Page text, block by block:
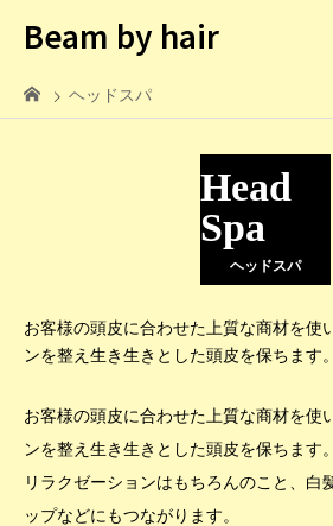
Beam by hair
ヘッドスパ
Head
Spa
ヘッドスパ
お客様の頭皮に合わせた上質な商材を使
ンを整え生き生きとした頭皮を保ちます。
お客様の頭皮に合わせた上質な商材を使
ンを整え生き生きとした頭皮を保ちます。
リラクゼーションはもちろんのこと、白
ップなどにもつながります。